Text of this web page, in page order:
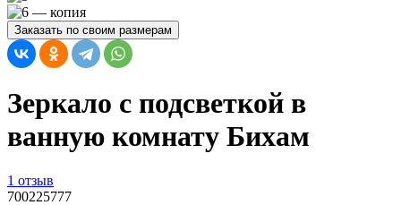
Заказать по своим размерам
Зеркало с подсветкой в
ванную комнату Бихам
1 отзыв
700225777